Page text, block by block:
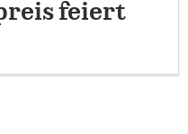
feiert